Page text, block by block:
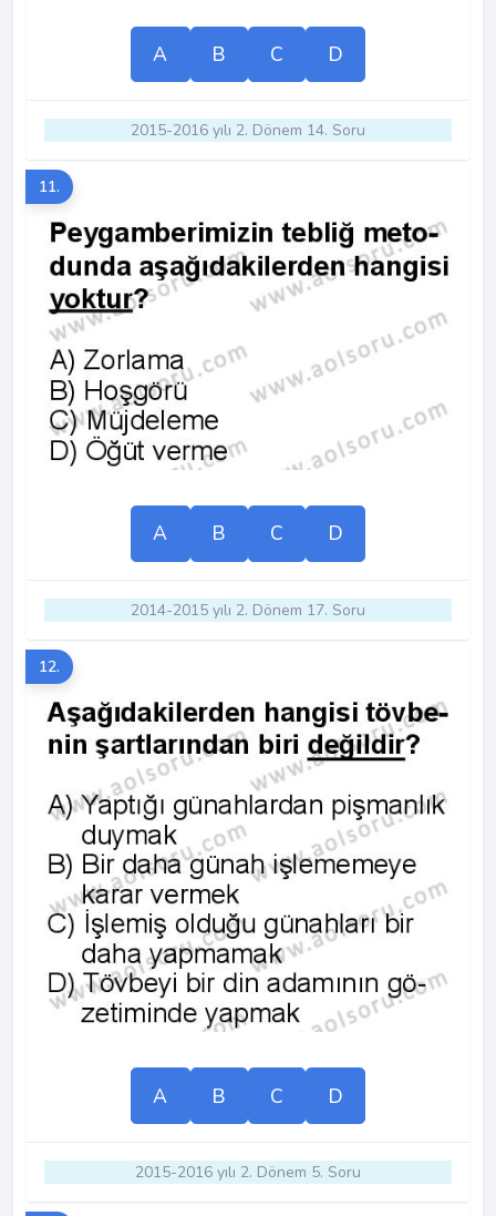
A B C D
2015-2016 yılı 2. Dönem 14. Soru
11.
A B C D
2014-2015 yılı 2. Dönem 17. Soru
12.
A B C D
2015-2016 yılı 2. Dönem 5. Soru